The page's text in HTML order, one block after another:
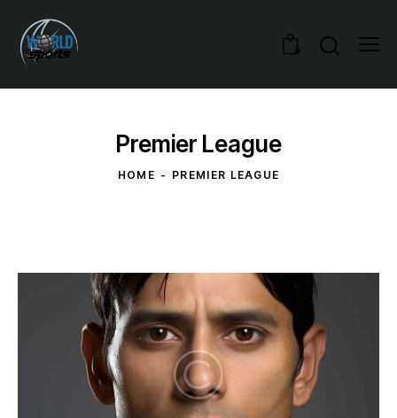
0
Premier League
HOME PREMIER LEAGUE